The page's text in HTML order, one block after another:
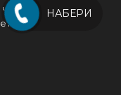
чрез надземни
и надземни
НАБЕРИ